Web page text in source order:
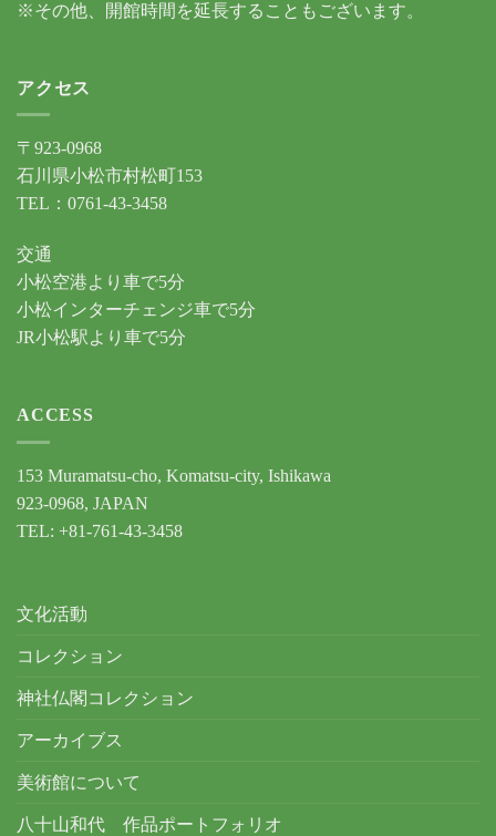
※その他、開館時間を延長することもございます。
アクセス
〒923-0968
石川県小松市村松町153
TEL：0761-43-3458
交通
小松空港より車で5分
小松インターチェンジ車で5分
JR小松駅より車で5分
ACCESS
153 Muramatsu-cho, Komatsu-city, Ishikawa
923-0968, JAPAN
TEL: +81-761-43-3458
文化活動
コレクション
神社仏閣コレクション
アーカイブス
美術館について
八十山和代 作品ポートフォリオ